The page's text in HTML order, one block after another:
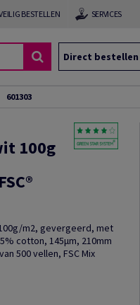
BESTELLEN SERVICES
Direct bestellen
601303
100g
m2, gevergeerd, met
cotton, 145µm, 210mm
500 vellen, FSC Mix